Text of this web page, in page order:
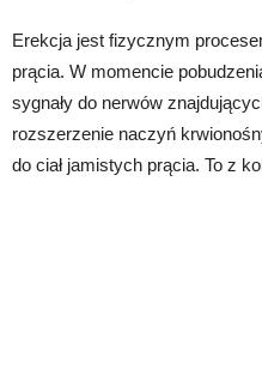
Erekcja jest fizycznym
prącia. W momencie
sygnały do nerwów
rozszerzenie naczyń
do ciał jamistych prącia. To z